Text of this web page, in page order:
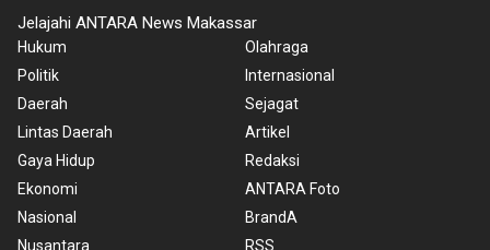
Jelajahi ANTARA News Makassar
Hukum
Politik
Daerah
Lintas Daerah
Gaya Hidup
Ekonomi
Nasional
Nusantara
Olahraga
Internasional
Sejagat
Artikel
Redaksi
ANTARA Foto
BrandA
RSS